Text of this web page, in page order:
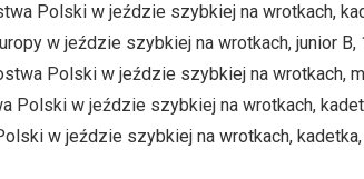
Polski w jeździe szybkiej na wrotkach,
w jeździe szybkiej na wrotkach, junior B,
Polski w jeździe szybkiej na wrotkach,
w jeździe szybkiej na wrotkach,
w jeździe szybkiej na wrotkach,